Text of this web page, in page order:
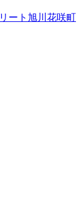
ート旭川花咲町